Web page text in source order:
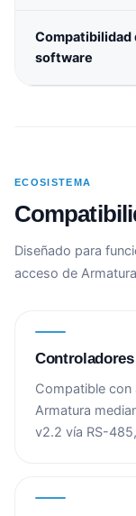
Compatibilidad
software
ECOSISTEMA
Diseñado para
acceso de
Compatible
Armatura
v2.2 vía RS-